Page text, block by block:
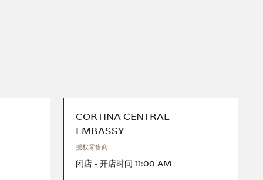
CORTINA CENTRAL
EMBASSY
授权零售商
闭店- 开店时间 11:00 AM